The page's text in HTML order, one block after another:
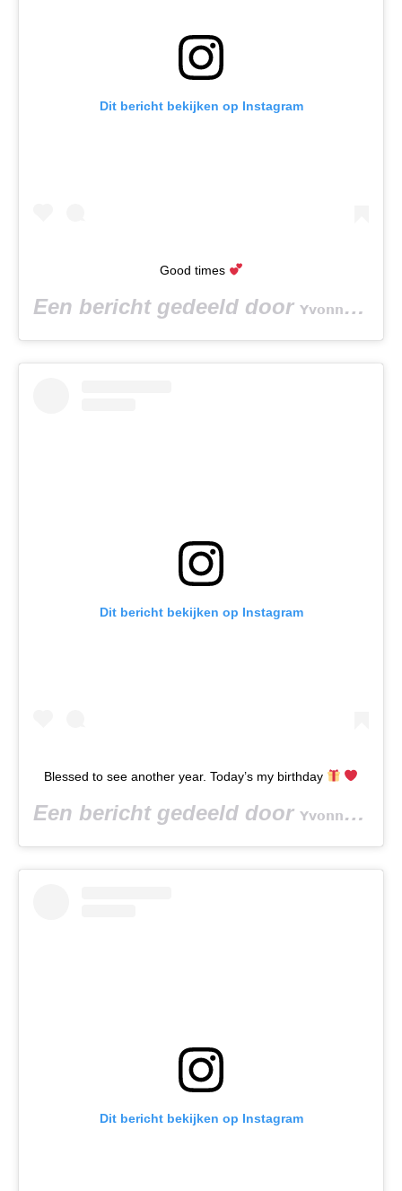
Dit bericht bekijken op Instagram
Good times
Een bericht gedeeld door 𝗬𝘃𝗼𝗻𝗻𝗲 𝗕𝗮𝗿
Dit bericht bekijken op Instagram
Blessed to see another year. Today’s my birthday
Een bericht gedeeld door 𝗬𝘃𝗼𝗻𝗻𝗲 𝗕𝗮𝗿
Dit bericht bekijken op Instagram